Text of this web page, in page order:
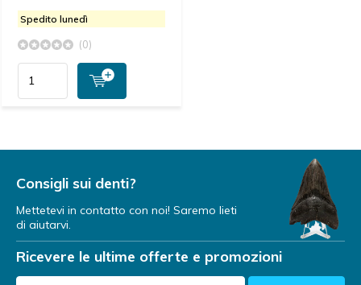
Spedito lunedì
(0)
Consigli sui denti?
Mettetevi in contatto con noi! Saremo lieti
di aiutarvi.
Ricevere le ultime offerte e promozioni